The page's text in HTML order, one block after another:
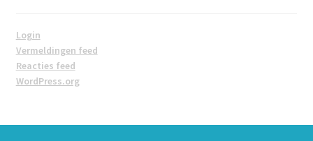
Login
Vermeldingen feed
Reacties feed
WordPress.org